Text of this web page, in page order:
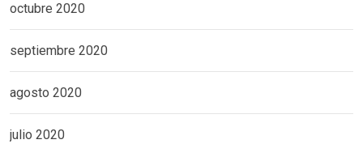
octubre 2020
septiembre 2020
agosto 2020
julio 2020